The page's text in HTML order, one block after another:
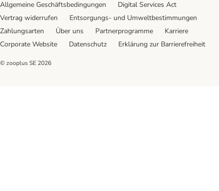
Allgemeine Geschäftsbedingungen
Digital Services Act
Vertrag widerrufen
Entsorgungs- und Umweltbestimmungen
Zahlungsarten
Über uns Partnerprogramme
Karriere
Corporate Website
Datenschutz Erklärung zur Barrierefreiheit
© zooplus SE 2026